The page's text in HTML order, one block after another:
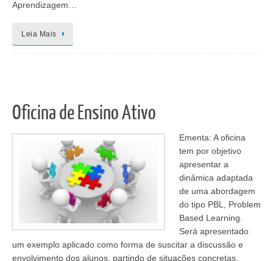
Aprendizagem…
Leia Mais
Oficina de Ensino Ativo
Ementa: A oficina
tem por objetivo
apresentar a
dinâmica adaptada
de uma abordagem
do tipo PBL, Problem
Based Learning.
Será apresentado
um exemplo aplicado como forma de suscitar a discussão e
envolvimento dos alunos, partindo de situações concretas,